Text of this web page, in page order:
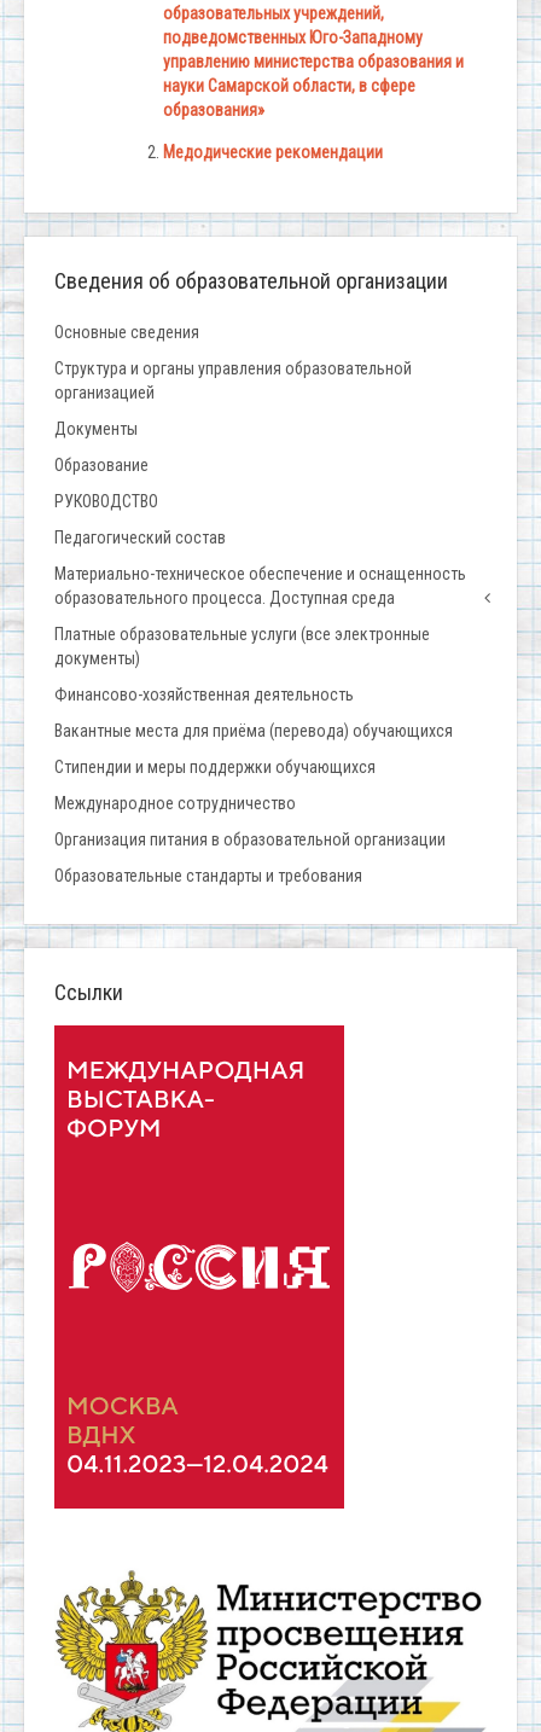
образовательных учреждений,
подведомственных Юго-Западному
управлению министерства образования и
науки Самарской области, в сфере
образования»
Медодические рекомендации
Сведения об образовательной организации
Основные сведения
Структура и органы управления образовательной
организацией
Документы
Образование
РУКОВОДСТВО
Педагогический состав
Материально-техническое обеспечение и оснащенность
образовательного процесса. Доступная среда
Платные образовательные услуги (все электронные
документы)
Финансово-хозяйственная деятельность
Вакантные места для приёма (перевода) обучающихся
Стипендии и меры поддержки обучающихся
Международное сотрудничество
Организация питания в образовательной организации
Образовательные стандарты и требования
Ссылки